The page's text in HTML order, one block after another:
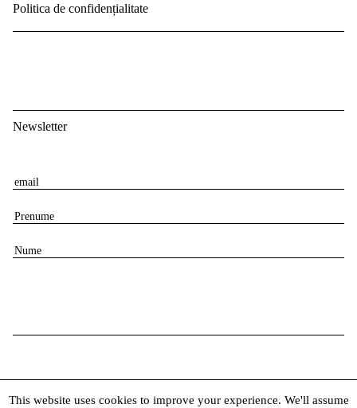
Politica de confidențialitate
Newsletter
E
a
i
l
P
e
e
N
This website uses cookies to improve your experience. We'll assume